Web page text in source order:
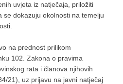
uvjeta iz natječaja, priložiti
se dokazuju okolnosti na temelju
na prednost prilikom
102. Zakona o pravima
rata i članova njihovih
21), uz prijavu na javni natječaj